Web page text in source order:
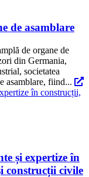
de asamblare
de organe de
din Germania,
societatea
asamblare, fiind...
și expertize în
construcții civile